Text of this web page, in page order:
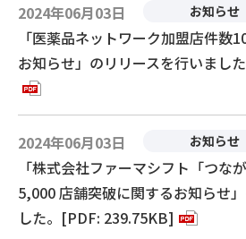
2024年06月03日 お知らせ
「医薬品ネットワーク加盟店件数
お知らせ」のリリースを行いまし
2024年06月03日 お知らせ
「株式会社ファーマシフト「つな
5,000 店舗突破に関するお知らせ
した。[PDF: 239.75KB]